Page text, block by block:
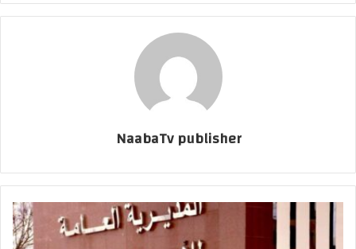
NaabaTv publisher